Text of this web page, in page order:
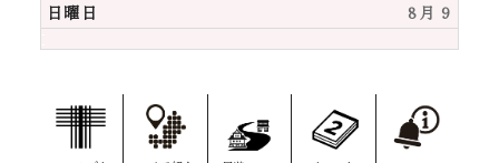
日曜日 8月 9